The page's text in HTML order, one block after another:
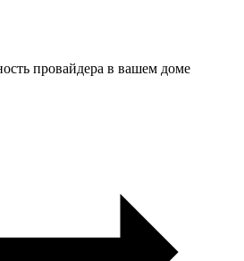
провайдера в вашем доме